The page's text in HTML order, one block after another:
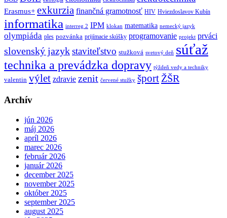
Erasmus+ exkurzia finančná gramotnosť HIV Hviezdoslavov Kubín
informatika interreg 2 IPM klokan matematika nemecký jazyk
olympiáda ples pozvánka prijímacie skúšky programovanie projekt prváci
slovenský jazykstaviteľstvo stužková svetový deň súťaž
technika a prevádzka dopravy týždeň vedy a techniky
valentin výlet zdravie zenit červené stužky šport ŽŠR
Archív
jún 2026
máj 2026
apríl 2026
marec 2026
február 2026
január 2026
december 2025
november 2025
október 2025
september 2025
august 2025